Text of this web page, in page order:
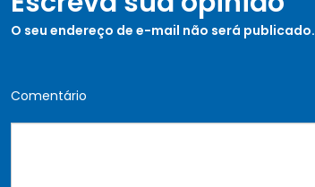
O seu endereço de e-mail não será publicado.
Comentário